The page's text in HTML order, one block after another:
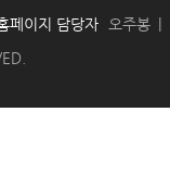
페이지 담당자 오주봉